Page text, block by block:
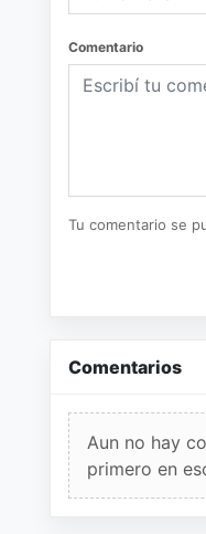
Comentario
Tu comentario se
Comentarios
Aun no hay
primero en